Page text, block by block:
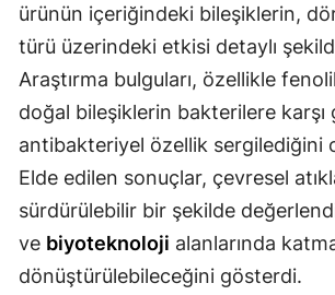
Manisa
Mardin
Muğla
Muş
Nevşehir
ürünün içeriğindeki bileşiklerin,
türü üzerindeki etkisi detaylı
Araştırma bulguları, özellikle
doğal bileşiklerin bakterilere karşı
antibakteriyel özellik sergilediğini
Elde edilen sonuçlar, çevresel
sürdürülebilir bir şekilde
ve biyoteknoloji alanlarında
dönüştürülebileceğini gösterdi.